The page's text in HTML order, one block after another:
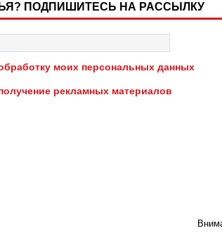
ПОДПИШИТЕСЬ НА РАССЫЛКУ
моих персональных данных
рекламных материалов